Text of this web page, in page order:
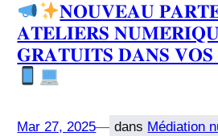
𝐍𝐎𝐔𝐕𝐄𝐀𝐔
𝐀𝐓𝐄𝐋𝐈𝐄𝐑𝐒
𝐆𝐑𝐀𝐓𝐔𝐈𝐓𝐒 𝐃𝐀𝐍𝐒
Mar 27, 2025— dans Médiation